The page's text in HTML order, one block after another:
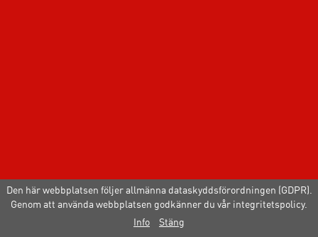
Den här webbplatsen följer allmänna dataskyddsförordningen (GDPR).
Genom att använda webbplatsen godkänner du vår integritetspolicy.
Info
Stäng